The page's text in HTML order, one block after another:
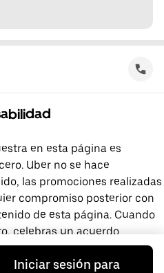
en esta página es
Uber no se hace
las promociones realizadas
compromiso posterior con
de esta página. Cuando
celebras un acuerdo
Uber no forma parte. Si
directamente con el
Iniciar sesión para